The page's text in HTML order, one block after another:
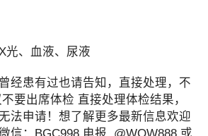
光、血液、尿液
经患有过也请告知，直接处理，不
要出席体检 直接处理体检结果，
法申请！想了解更多最新信息欢迎
信：BGC998 电报 @WOW888 或